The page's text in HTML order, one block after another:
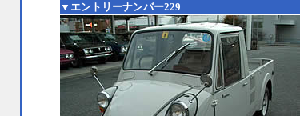
▼エントリーナンバー229